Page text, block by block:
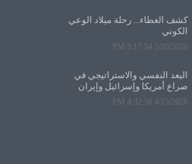
كشف الغطاء... رحلة ميلاد الوعي
الكوني
5/10/2026 3:17:54 PM
البعد النفسي والاستراتيجي في
صراع أمريكا وإسرائيل وإيران
4/15/2026 4:32:56 PM